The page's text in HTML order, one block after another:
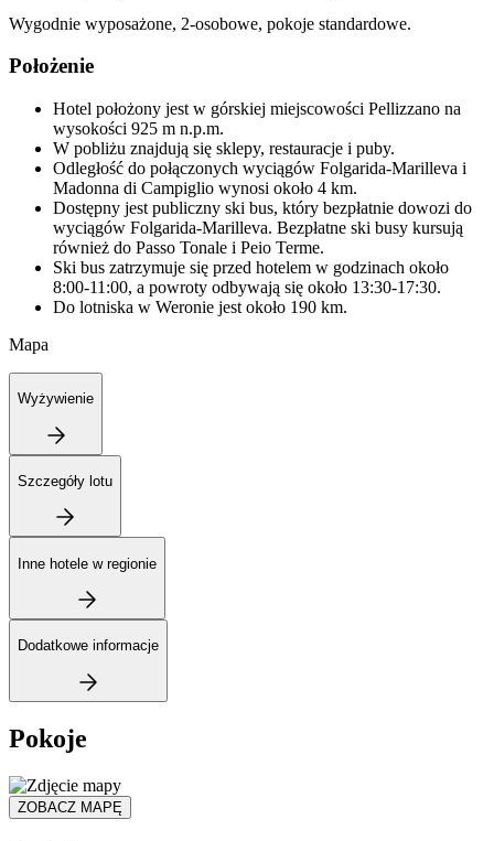
Wygodnie wyposażone, 2-osobowe, pokoje standardowe.
Położenie
Hotel położony jest w górskiej miejscowości Pellizzano na
wysokości 925 m n.p.m.
W pobliżu znajdują się sklepy, restauracje i puby.
Odległość do połączonych wyciągów Folgarida-Marilleva i
Madonna di Campiglio wynosi około 4 km.
Dostępny jest publiczny ski bus, który bezpłatnie dowozi do
wyciągów Folgarida-Marilleva. Bezpłatne ski busy kursują
również do Passo Tonale i Peio Terme.
Ski bus zatrzymuje się przed hotelem w godzinach około
8:00-11:00, a powroty odbywają się około 13:30-17:30.
Do lotniska w Weronie jest około 190 km.
Mapa
Wyżywienie
Szczegóły lotu
Inne hotele w regionie
Dodatkowe informacje
Pokoje
ZOBACZ MAPĘ